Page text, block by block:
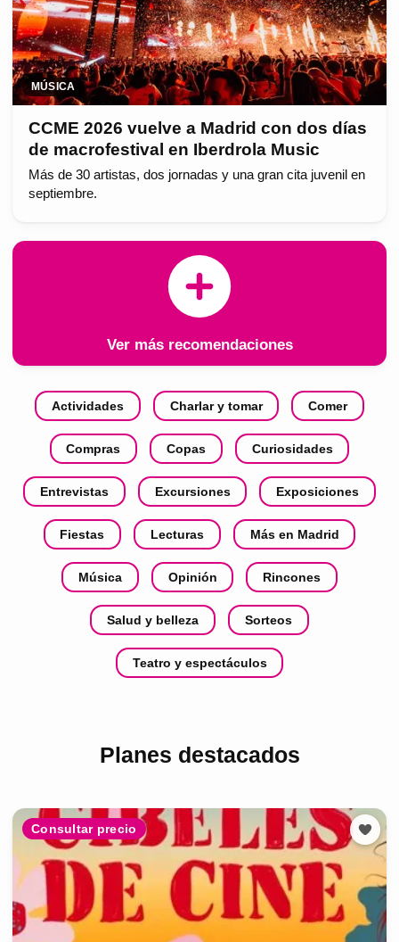
MÚSICA
CCME 2026 vuelve a Madrid con dos días
de macrofestival en Iberdrola Music
Más de 30 artistas, dos jornadas y una gran cita juvenil en
septiembre.
Ver más recomendaciones
Actividades Charlar y tomar Comer
Compras Copas Curiosidades
Entrevistas Excursiones Exposiciones
Fiestas Lecturas Más en Madrid
Música Opinión Rincones
Salud y belleza Sorteos
Teatro y espectáculos
Planes destacados
Consultar precio